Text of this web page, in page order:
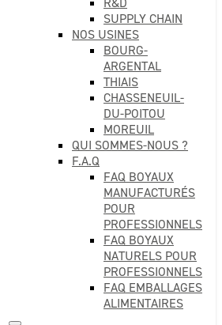
SUPPLY CHAIN
NOS USINES
BOURG-
ARGENTAL
THIAIS
CHASSENEUIL-
DU-POITOU
MOREUIL
QUI SOMMES-NOUS ?
F.A.Q
FAQ BOYAUX
MANUFACTURÉS
POUR
PROFESSIONNELS
FAQ BOYAUX
NATURELS POUR
PROFESSIONNELS
FAQ EMBALLAGES
ALIMENTAIRES